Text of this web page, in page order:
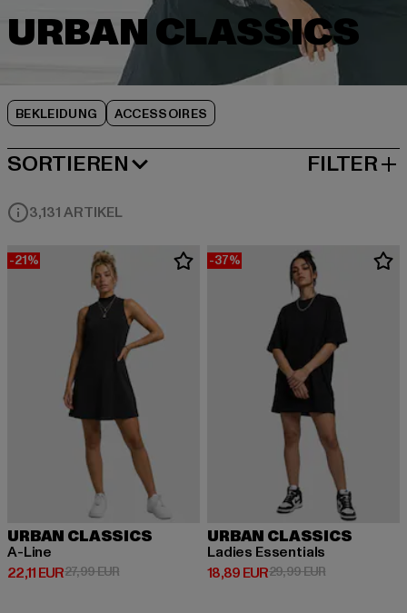
BEKLEIDUNG ACCESSOIRES
SORTIEREN
BELIEBTESTE FILTER
3,131 ARTIKEL
-21%
URBAN CLASSICS
A-Line
22,11 EUR
Derzeitiger Preis: 22,11 EUR
27,99 EURAktionspreis: 27,99 EUR
-37%
URBAN CLASSICS
Ladies Essentials
18,89 EUR
Derzeitiger Preis: 18,89 EUR
29,99 EURAktionspreis: